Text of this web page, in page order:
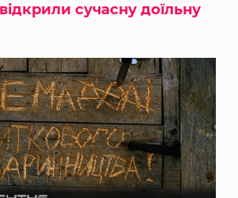
сучасну доїльну